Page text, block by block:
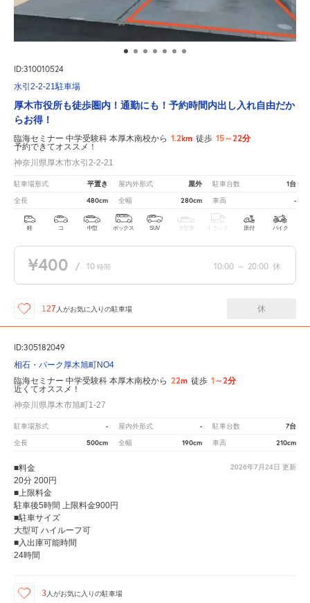
ID:310010524
水引2-2-21駐車場
厚木市役所も徒歩圏内！通勤にも！予約時間内出し入れ自由だか
らお得！
臨海セミナー 中学受験科 本厚木南校から 1.2km 徒歩 15～22分
予約できてオススメ！
神奈川県厚木市水引2-2-21
駐車場形式 平置き 屋内外形式 屋外 駐車台数 1台
全長 480cm 全幅 280cm 車高 -
軽 コ 中型 ボックス SUV 大型車 トラック 原付 バイク
¥400 / 10 時間 10:00 ～ 20:00 休
127 人がお気に入りの駐車場 休
ID:305182049
相石・パーク厚木旭町NO4
臨海セミナー 中学受験科 本厚木南校から 22m 徒歩 1～2分
近くてオススメ！
神奈川県厚木市旭町1-27
駐車場形式 - 屋内外形式 - 駐車台数 7台
全長 500cm 全幅 190cm 車高 210cm
2026年7月24日 更新
■料金
20分 200円
■上限料金
駐車後5時間 上限料金900円
■駐車サイズ
大型可 ハイルーフ可
■入出庫可能時間
24時間
3人がお気に入りの駐車場